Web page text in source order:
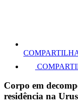
Corpo em
residência na